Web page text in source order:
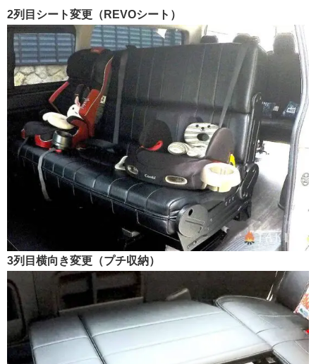
2列目シート変更（REVOシート）
3列目横向き変更（プチ収納）